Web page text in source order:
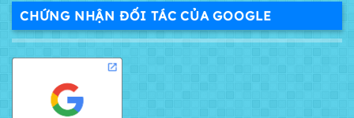
CHỨNG NHẬN ĐỐI TÁC CỦA GOOGLE